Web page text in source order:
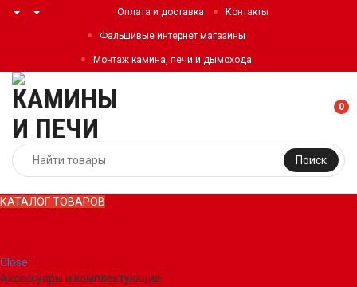
Оплата и доставка Контакты
Фальшивые интернет магазины
Монтаж камина, печи и дымохода
Поиск
0
КАТАЛОГ ТОВАРОВ
Close
Аксессуары и комплектующие